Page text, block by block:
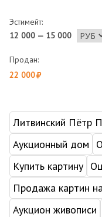
Эстимейт:
12 000 — 15 000
Продан:
22 000
Литвинский Пётр
Аукционный дом
Купить картину
Продажа картин
Аукцион живописи